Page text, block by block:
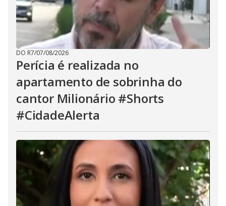
DO R7/07/08/2026
Perícia é realizada no
apartamento de sobrinha do
cantor Milionário #Shorts
#CidadeAlerta